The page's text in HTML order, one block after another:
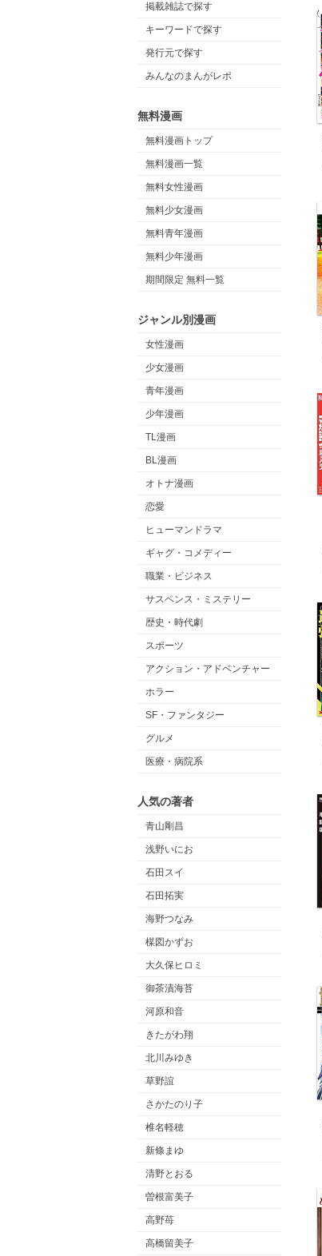
掲載雑誌で探す
キーワードで探す
発行元で探す
みんなのまんがレポ
無料漫画
無料漫画トップ
無料漫画一覧
無料女性漫画
無料少女漫画
無料青年漫画
無料少年漫画
期間限定 無料一覧
ジャンル別漫画
女性漫画
少女漫画
青年漫画
少年漫画
TL漫画
BL漫画
オトナ漫画
恋愛
ヒューマンドラマ
ギャグ・コメディー
職業・ビジネス
サスペンス・ミステリー
歴史・時代劇
スポーツ
アクション・アドベンチャー
ホラー
SF・ファンタジー
グルメ
医療・病院系
人気の著者
青山剛昌
浅野いにお
石田スイ
石田拓実
海野つなみ
楳図かずお
大久保ヒロミ
御茶漬海苔
河原和音
きたがわ翔
北川みゆき
草野誼
さかたのり子
椎名軽穂
新條まゆ
清野とおる
曽根富美子
高野苺
高橋留美子